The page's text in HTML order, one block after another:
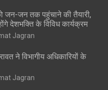
जन-जन तक पहुंचाने की तैयारी,
देशभक्ति के विविध कार्यक्रम
Jagran
ने विभागीय अधिकारियों के
Jagran